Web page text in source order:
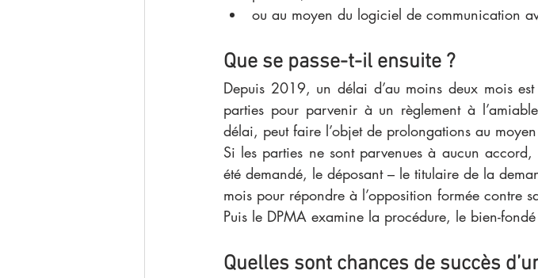
ou au moyen du logiciel de communication
Que se passe-t-il ensuite ?
Depuis 2019, un délai d’au moins deux mois
parties pour parvenir à un règlement à
délai, peut faire l’objet de prolongations au
Si les parties ne sont parvenues à aucun
été demandé, le déposant – le titulaire de la
mois pour répondre à l’opposition formée contre
Puis le DPMA examine la procédure, le bien-
Quelles sont chances de succès